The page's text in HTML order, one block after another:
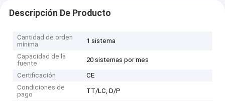
Descripción De Producto
Cantidad de orden
mínima
1 sistema
Capacidad de la
fuente
20 sistemas por mes
Certificación
CE
Condiciones de
pago
TT/LC, D/P